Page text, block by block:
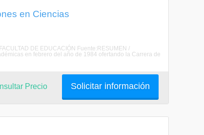
en Ciencias
DE EDUCACIÓN Fuente:RESUMEN /
en febrero del año de 1984 ofertando la Carrera de
Solicitar información
Precio